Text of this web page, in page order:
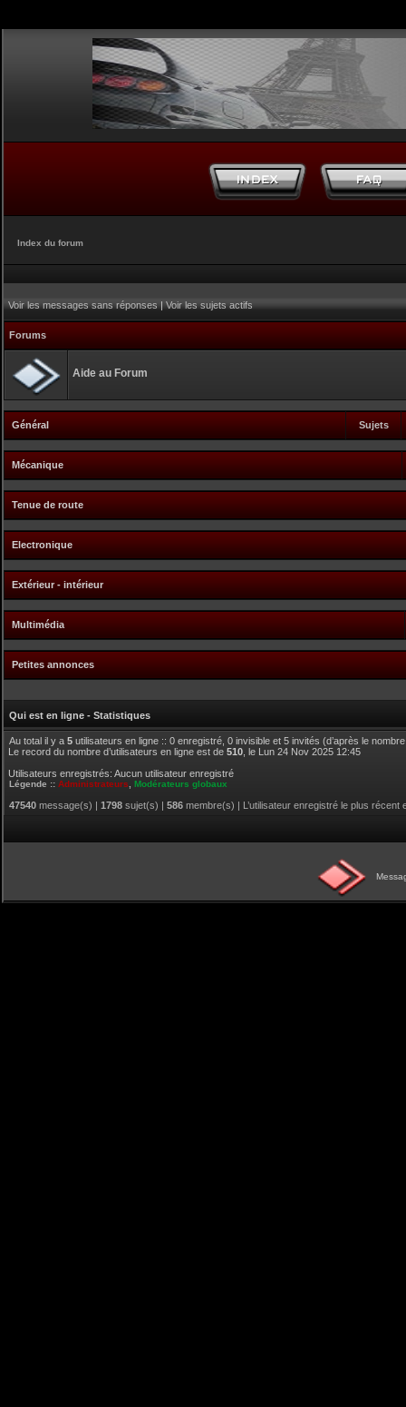
Index du forum
Voir les messages sans réponses|Voir les sujets actifs
Forums
Aide au Forum
Général Sujets
Mécanique
Tenue de route
Electronique
Extérieur - intérieur
Multimédia
Petites annonces
Qui est en ligne - Statistiques
Au total il y a 5 utilisateurs en ligne :: 0 enregistré, 0 invisible et 5 invités (d’après le
Le record du nombre d’utilisateurs en ligne est de 510 , le Lun 24 Nov 2025 12:45
Utilisateurs enregistrés: Aucun utilisateur enregistré
Légende :: Administrateurs Modérateurs globaux
47540 message(s) | 1798 sujet(s) | 586 membre(s) | L’utilisateur enregistré le plus récent